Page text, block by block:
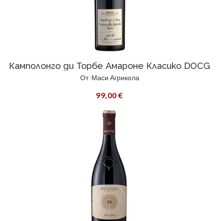
Камполонго ди Торбе Амароне Класико DOCG
От Маси Агрикола
99,00 €